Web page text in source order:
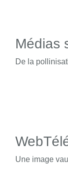
Médias
De la
Une image